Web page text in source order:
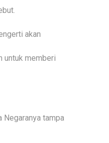
akan
untuk memberi
Negaranya tampa